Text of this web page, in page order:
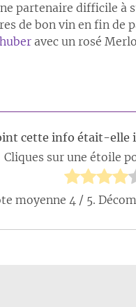
partenaire difficile à
de bon vin en fin de
avec un rosé
cette info était-elle
Cliques sur une étoile
moyenne 4/ 5.